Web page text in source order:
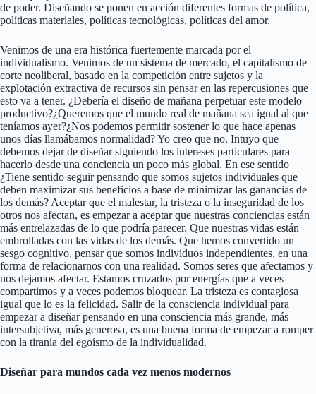
de poder. Diseñando se ponen en acción diferentes formas de política,
políticas materiales, políticas tecnológicas, políticas del amor.
Venimos de una era histórica fuertemente marcada por el
individualismo. Venimos de un sistema de mercado, el capitalismo de
corte neoliberal, basado en la competición entre sujetos y la
explotación extractiva de recursos sin pensar en las repercusiones que
esto va a tener. ¿Debería el diseño de mañana perpetuar este modelo
productivo?¿Queremos que el mundo real de mañana sea igual al que
teníamos ayer?¿Nos podemos permitir sostener lo que hace apenas
unos días llamábamos normalidad? Yo creo que no. Intuyo que
debemos dejar de diseñar siguiendo los intereses particulares para
hacerlo desde una conciencia un poco más global. En ese sentido
¿Tiene sentido seguir pensando que somos sujetos individuales que
deben maximizar sus beneficios a base de minimizar las ganancias de
los demás? Aceptar que el malestar, la tristeza o la inseguridad de los
otros nos afectan, es empezar a aceptar que nuestras conciencias están
más entrelazadas de lo que podría parecer. Que nuestras vidas están
embrolladas con las vidas de los demás. Que hemos convertido un
sesgo cognitivo, pensar que somos individuos independientes, en una
forma de relacionarnos con una realidad. Somos seres que afectamos y
nos dejamos afectar. Estamos cruzados por energías que a veces
compartimos y a veces podemos bloquear. La tristeza es contagiosa
igual que lo es la felicidad. Salir de la consciencia individual para
empezar a diseñar pensando en una consciencia más grande, más
intersubjetiva, más generosa, es una buena forma de empezar a romper
con la tiranía del egoísmo de la individualidad.
Diseñar para mundos cada vez menos modernos